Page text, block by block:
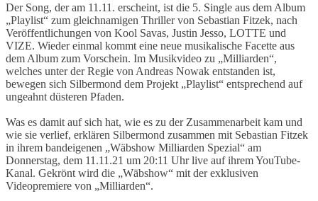
Der Song, der am 11.11. erscheint, ist die 5. Single aus dem Album
„Playlist“ zum gleichnamigen Thriller von Sebastian Fitzek, nach
Veröffentlichungen von Kool Savas, Justin Jesso, LOTTE und
VIZE. Wieder einmal kommt eine neue musikalische Facette aus
dem Album zum Vorschein. Im Musikvideo zu „Milliarden“,
welches unter der Regie von Andreas Nowak entstanden ist,
bewegen sich Silbermond dem Projekt „Playlist“ entsprechend auf
ungeahnt düsteren Pfaden.
Was es damit auf sich hat, wie es zu der Zusammenarbeit kam und
wie sie verlief, erklären Silbermond zusammen mit Sebastian Fitzek
in ihrem bandeigenen „Wäbshow Milliarden Spezial“ am
Donnerstag, dem 11.11.21 um 20:11 Uhr live auf ihrem YouTube-
Kanal. Gekrönt wird die „Wäbshow“ mit der exklusiven
Videopremiere von „Milliarden“.